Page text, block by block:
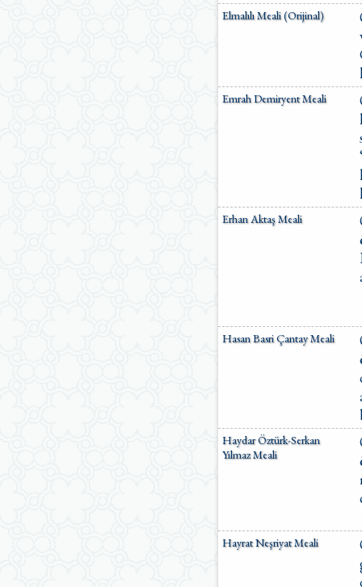
Elmalılı Meali (Orijinal)
Emrah Demiryent Meali
Erhan Aktaş Meali
Hasan Basri Çantay Meali
Haydar Öztürk-Serkan
Yılmaz Meali
Hayrat Neşriyat Meali